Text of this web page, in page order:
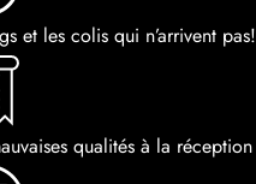
et les colis qui n’arrivent pas!
qualités à la réception